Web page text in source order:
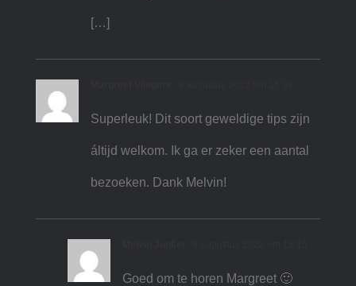
[…]
Superleuk! Dit soort geweldige tips zijn
áltijd welkom. Ik ga er zeker een aantal
bezoeken. Dank Melvin!
Goed om te horen Margreet 🙂